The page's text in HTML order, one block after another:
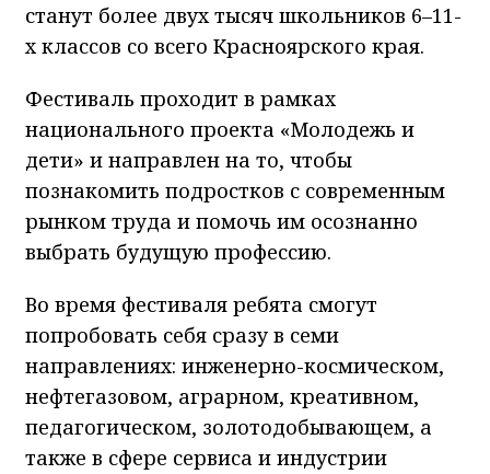
станут более двух тысяч школьников 6–11-
х классов со всего Красноярского края.
Фестиваль проходит в рамках
национального проекта «Молодежь и
дети» и направлен на то, чтобы
познакомить подростков с современным
рынком труда и помочь им осознанно
выбрать будущую профессию.
Во время фестиваля ребята смогут
попробовать себя сразу в семи
направлениях: инженерно-космическом,
нефтегазовом, аграрном, креативном,
педагогическом, золотодобывающем, а
также в сфере сервиса и индустрии